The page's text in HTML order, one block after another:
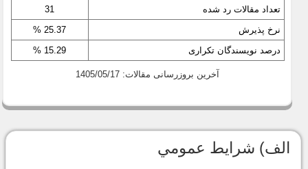
تعداد مقالات رد شده
31
نرخ پذیرش
25.37 %
درصد نویسندگان تکراری
15.29 %
آخرین بروزرسانی مقالات: 1405/05/17
الف) شرايط عمومي